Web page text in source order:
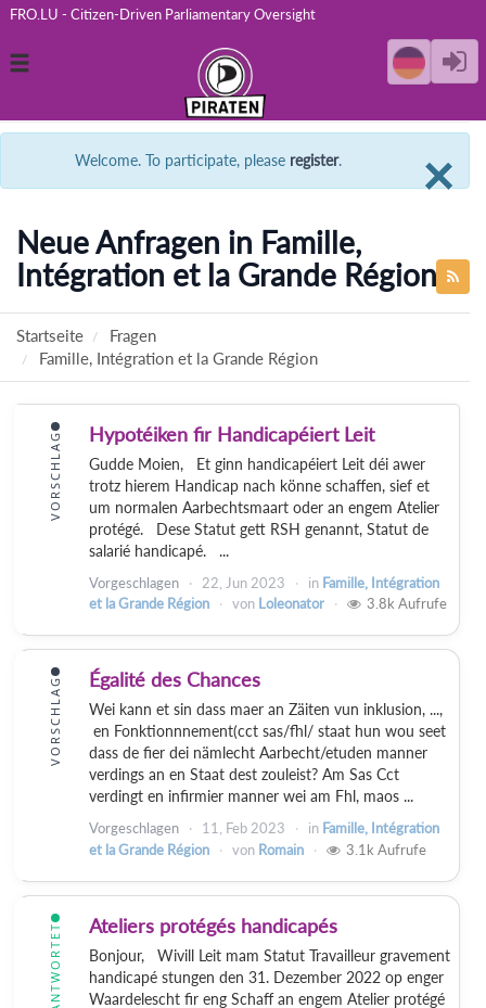
FRO.LU - Citizen-Driven Parliamentary Oversight
Toggle
×
Welcome. To participate, please register.
Neue Anfragen in Famille,
Intégration et la Grande Région
Startseite
Fragen
Famille, Intégration et la Grande Région
VORSCHLAG Hypotéiken fir Handicapéiert Leit
Gudde Moien, Et ginn handicapéiert Leit déi awer
trotz hierem Handicap nach könne schaffen, sief et
um normalen Aarbechtsmaart oder an engem Atelier
protégé. Dese Statut gett RSH genannt, Statut de
salarié handicapé. ...
Vorgeschlagen 22, Jun 2023 in Famille, Intégration
et la Grande Région
von Loleonator 3.8k Aufrufe
VORSCHLAG Égalité des Chances
Wei kann et sin dass maer an Zäiten vun inklusion, ...,
en Fonktionnnement(cct sas/fhl/ staat hun wou seet
dass de fier dei nämlecht Aarbecht/etuden manner
verdings an en Staat dest zouleist? Am Sas Cct
verdingt en infirmier manner wei am Fhl, maos ...
Vorgeschlagen 11, Feb 2023 in Famille, Intégration
et la Grande Région
von Romain 3.1k Aufrufe
BEANTWORTET Ateliers protégés handicapés
Bonjour, Wivill Leit mam Statut Travailleur gravement
handicapé stungen den 31. Dezember 2022 op enger
Waardelescht fir eng Schaff an engem Atelier protégé